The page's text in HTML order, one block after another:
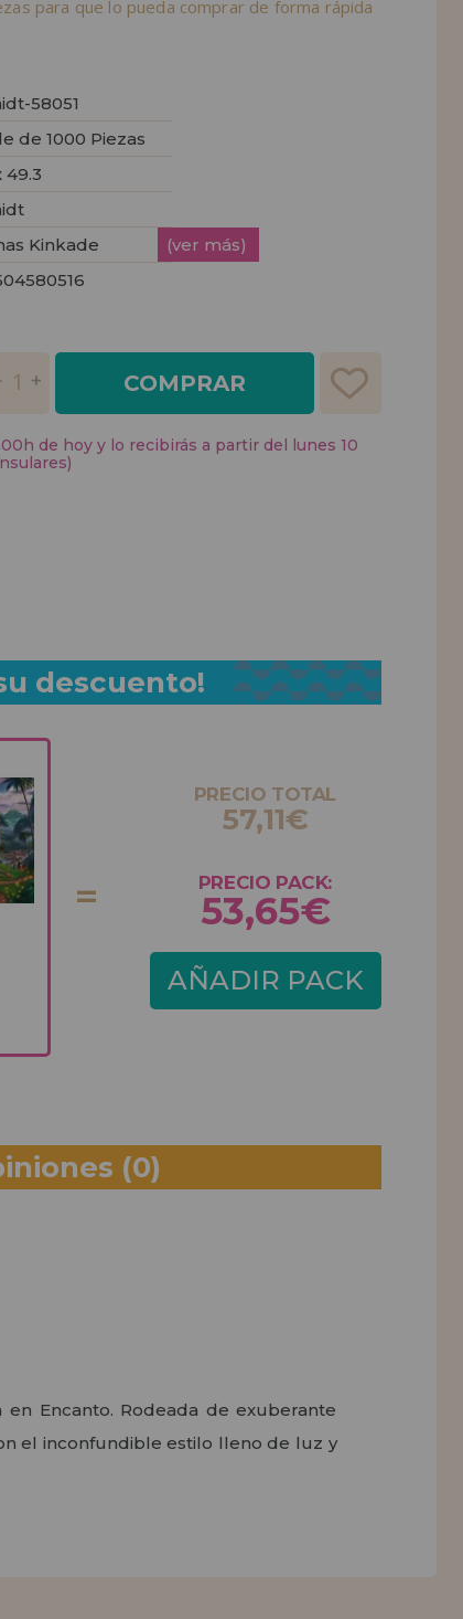
para que lo pueda comprar de forma rápida
58051
de 1000 Piezas
49.3
Kinkade
(ver más)
COMPRAR
de hoy y lo recibirás a partir del lunes 10
descuento!
PRECIO TOTAL
57,11€
PRECIO PACK:
53,65€
AÑADIR PACK
(0)
Encanto. Rodeada de exuberante
el inconfundible estilo lleno de luz y